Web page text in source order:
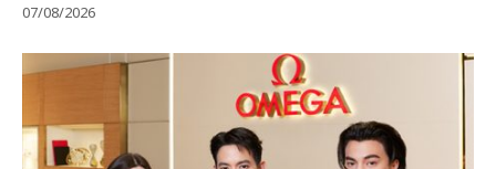
07/08/2026